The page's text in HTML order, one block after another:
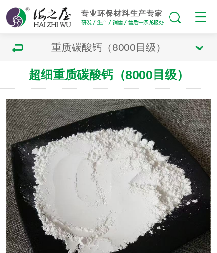
重质碳酸钙（8000目级）
超细重质碳酸钙（8000目级）